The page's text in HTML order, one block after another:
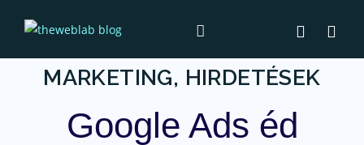
MARKETING, HIRDETÉSEK
Google Ads éd